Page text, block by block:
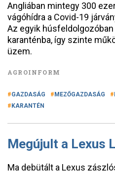
Angliában mintegy 300
vágóhídra a Covid-19
Az egyik
karanténba, így szinte
üzem.
AGROINFORM
GAZDASÁG MEZŐGAZDASÁG
KARANTÉN
Megújult a Lexus
Ma debütált a Lexus